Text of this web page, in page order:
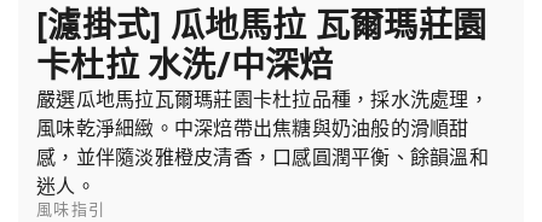
[濾掛式] 瓜地馬拉 瓦爾瑪莊園
卡杜拉 水洗/中深焙
嚴選瓜地馬拉瓦爾瑪莊園卡杜拉品種，採水洗處理，
風味乾淨細緻。中深焙帶出焦糖與奶油般的滑順甜
感，並伴隨淡雅橙皮清香，口感圓潤平衡、餘韻溫和
迷人。
風味指引